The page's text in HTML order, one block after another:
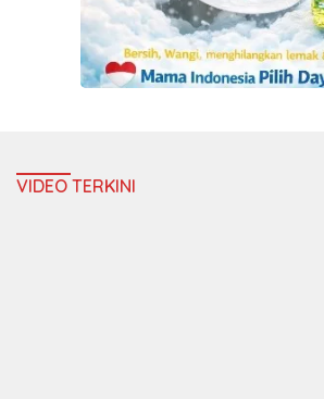
VIDEO TERKINI